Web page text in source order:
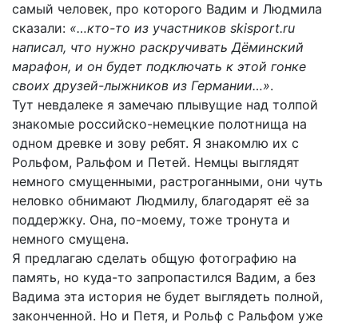
самый человек, про которого Вадим и Людмила
сказали: «…кто-то из участников skisport.ru
написал, что нужно раскручивать Дёминский
марафон, и он будет подключать к этой гонке
своих друзей-лыжников из Германии…».
Тут невдалеке я замечаю плывущие над толпой
знакомые российско-немецкие полотнища на
одном древке и зову ребят. Я знакомлю их с
Рольфом, Ральфом и Петей. Немцы выглядят
немного смущенными, растроганными, они чуть
неловко обнимают Людмилу, благодарят её за
поддержку. Она, по-моему, тоже тронута и
немного смущена.
Я предлагаю сделать общую фотографию на
память, но куда-то запропастился Вадим, а без
Вадима эта история не будет выглядеть полной,
законченной. Но и Петя, и Рольф с Ральфом уже